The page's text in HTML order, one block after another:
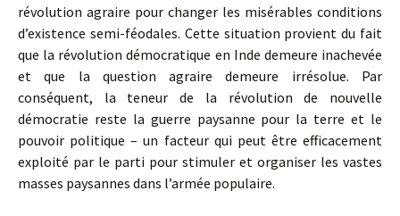
révolution agraire pour changer les misérables conditions
d’existence semi-féodales. Cette situation provient du fait
que la révolution démocratique en Inde demeure inachevée
et que la question agraire demeure irrésolue. Par
conséquent, la teneur de la révolution de nouvelle
démocratie reste la guerre paysanne pour la terre et le
pouvoir politique – un facteur qui peut être efficacement
exploité par le parti pour stimuler et organiser les vastes
masses paysannes dans l’armée populaire.